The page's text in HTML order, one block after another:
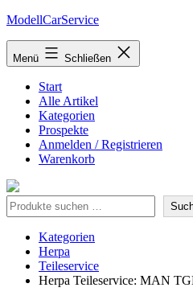
Zum
springen
ModellCarService
Menü Schließen
Start
Alle Artikel
Kategorien
Prospekte
Anmelden / Registrieren
Warenkorb
Suche
Kategorien
Herpa
Teileservice
Herpa Teileservice: MAN